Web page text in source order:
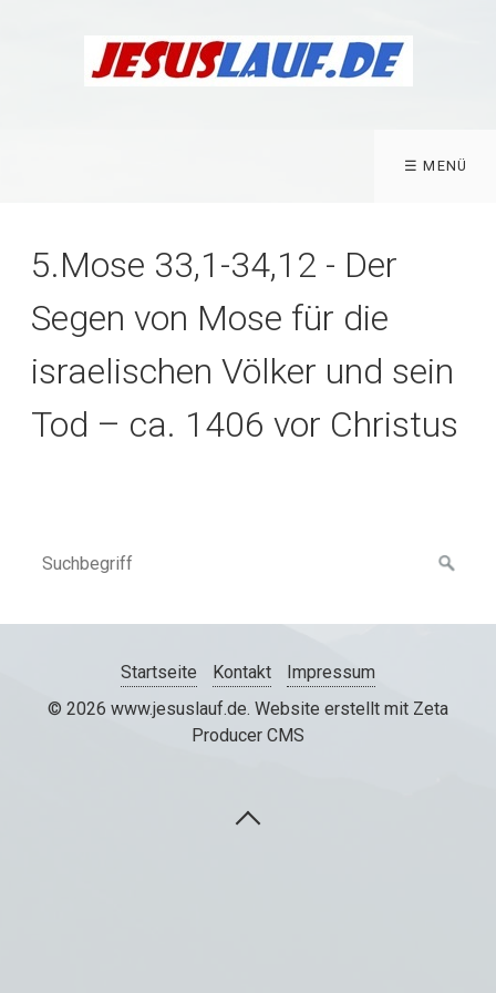
☰ MENÜ
5.Mose 33,1-34,12 - Der
Segen von Mose für die
israelischen Völker und sein
Tod – ca. 1406 vor Christus
Startseite Kontakt
Impressum
© 2026 www.jesuslauf.de. Website erstellt mit Zeta
Producer CMS